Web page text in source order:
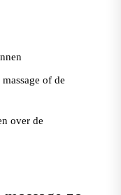
of de
over de